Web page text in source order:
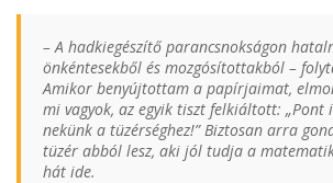
– A hadkiegészítő parancsnokságon
önkéntesekből és mozgósítottakból –
Amikor benyújtottam a papírjaimat,
mi vagyok, az egyik tiszt felkiáltott: „Pont
nekünk a tüzérséghez!” Biztosan arra
tüzér abból lesz, aki jól tudja a
hát ide.